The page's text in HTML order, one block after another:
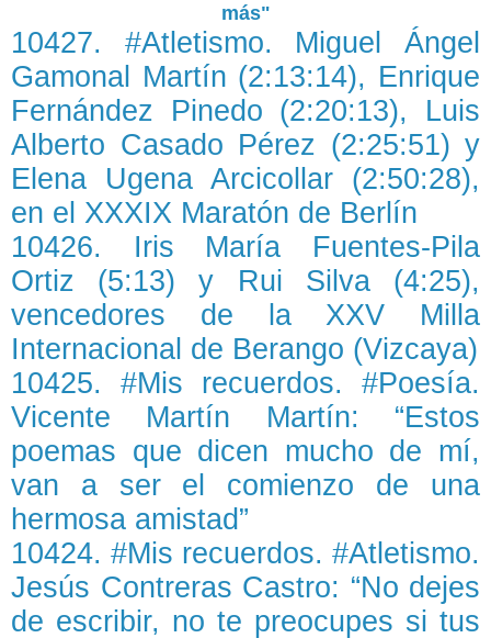
más"
10427. #Atletismo. Miguel Ángel
Gamonal Martín (2:13:14), Enrique
Fernández Pinedo (2:20:13), Luis
Alberto Casado Pérez (2:25:51) y
Elena Ugena Arcicollar (2:50:28),
en el XXXIX Maratón de Berlín
10426. Iris María Fuentes-Pila
Ortiz (5:13) y Rui Silva (4:25),
vencedores de la XXV Milla
Internacional de Berango (Vizcaya)
10425. #Mis recuerdos. #Poesía.
Vicente Martín Martín: “Estos
poemas que dicen mucho de mí,
van a ser el comienzo de una
hermosa amistad”
10424. #Mis recuerdos. #Atletismo.
Jesús Contreras Castro: “No dejes
de escribir, no te preocupes si tus